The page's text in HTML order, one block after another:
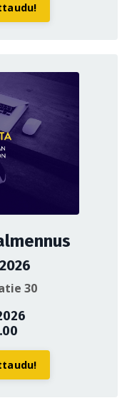
30